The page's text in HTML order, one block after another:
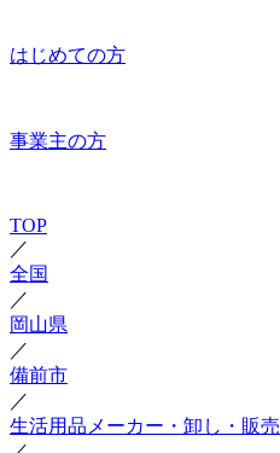
はじめての方
事業主の方
TOP
／
全国
／
岡山県
／
備前市
／
生活用品メーカー・卸し・販売